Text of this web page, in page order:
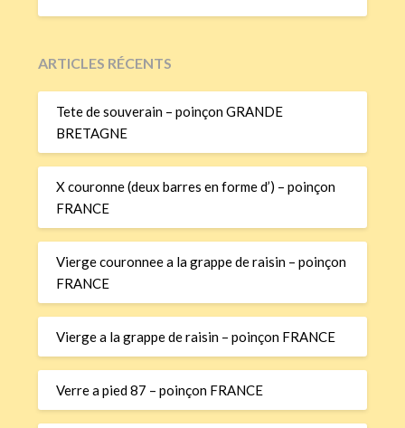
ARTICLES RÉCENTS
Tete de souverain – poinçon GRANDE
BRETAGNE
X couronne (deux barres en forme d’) – poinçon
FRANCE
Vierge couronnee a la grappe de raisin – poinçon
FRANCE
Vierge a la grappe de raisin – poinçon FRANCE
Verre a pied 87 – poinçon FRANCE